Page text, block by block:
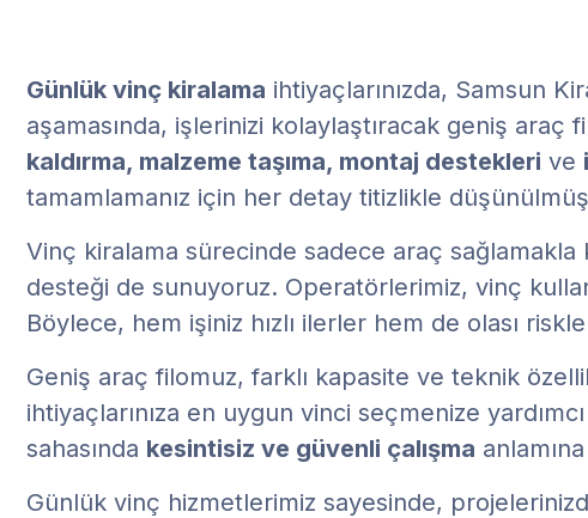
Günlük vinç kiralama ihtiyaçlarınızda, Samsun
aşamasında, işlerinizi kolaylaştıracak geniş araç
kaldırma, malzeme taşıma, montaj destekleri ve
tamamlamanız için her detay titizlikle
Vinç kiralama sürecinde sadece araç sağlamakla
desteği de sunuyoruz. Operatörlerimiz, vinç
Böylece, hem işiniz hızlı ilerler hem de olası
Geniş araç filomuz, farklı kapasite ve teknik
ihtiyaçlarınıza en uygun vinci seçmenize
sahasında kesintisiz ve güvenli çalışma
Günlük vinç hizmetlerimiz sayesinde,